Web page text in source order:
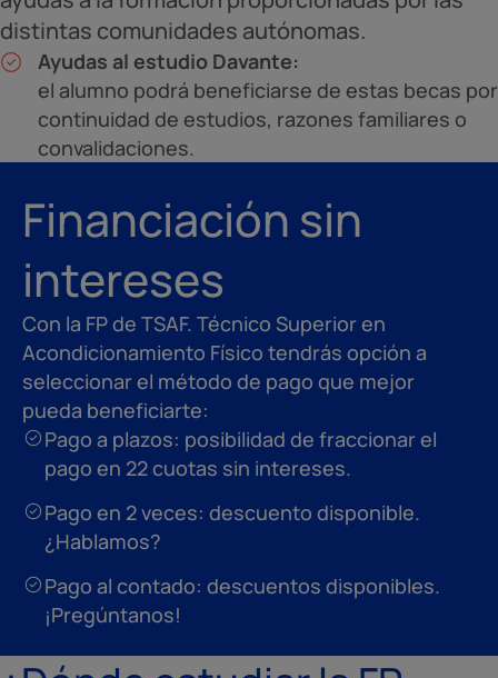
distintas comunidades autónomas.
Ayudas al estudio Davante:
el alumno podrá beneficiarse de estas becas por
continuidad de estudios, razones familiares o
convalidaciones.
Financiación sin
intereses
Con la FP de TSAF. Técnico Superior en
Acondicionamiento Físico tendrás opción a
seleccionar el método de pago que mejor
pueda beneficiarte:
Pago a plazos: posibilidad de fraccionar el
pago en 22 cuotas sin intereses.
Pago en 2 veces: descuento disponible.
¿Hablamos?
Pago al contado: descuentos disponibles.
¡Pregúntanos!